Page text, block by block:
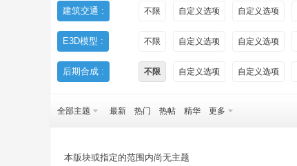
建筑交通 : 不限 自定义选项 自定义选项
E3D模型 : 不限 自定义选项 自定义选项
后期合成 : 不限 自定义选项 自定义选项
全部主题 最新 热门 热帖 精华 更多
本版块或指定的范围内尚无主题